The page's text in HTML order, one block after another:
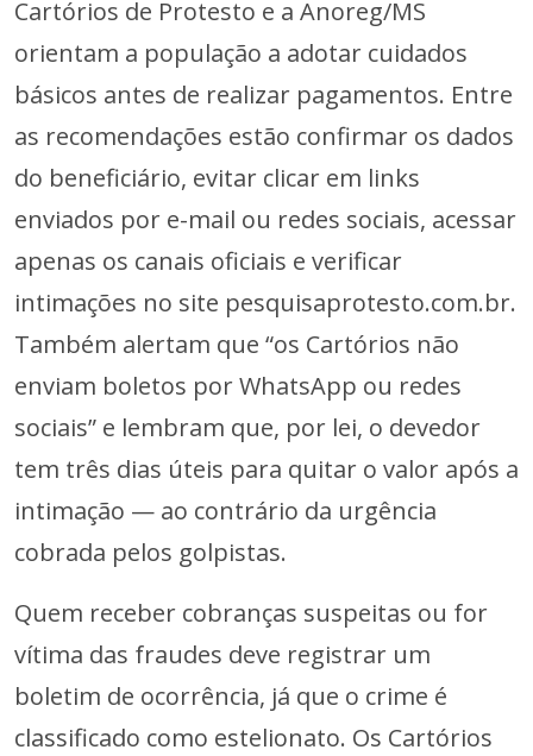
Cartórios de Protesto e a Anoreg/MS
orientam a população a adotar cuidados
básicos antes de realizar pagamentos. Entre
as recomendações estão confirmar os dados
do beneficiário, evitar clicar em links
enviados por e-mail ou redes sociais, acessar
apenas os canais oficiais e verificar
intimações no site pesquisaprotesto.com.br.
Também alertam que “os Cartórios não
enviam boletos por WhatsApp ou redes
sociais” e lembram que, por lei, o devedor
tem três dias úteis para quitar o valor após a
intimação — ao contrário da urgência
cobrada pelos golpistas.
Quem receber cobranças suspeitas ou for
vítima das fraudes deve registrar um
boletim de ocorrência, já que o crime é
classificado como estelionato. Os Cartórios